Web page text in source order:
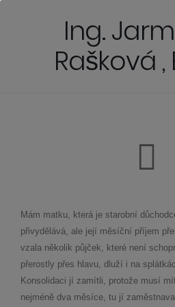
Ing.
Rašková ,
Mám matku, která je starobní
přivydělává, ale její měsíční příjem
vzala několik půjček, které není
přerostly přes hlavu, dluží i na
Konsolidaci jí zamítli, protože musí
nejméně dva měsíce, tu jí